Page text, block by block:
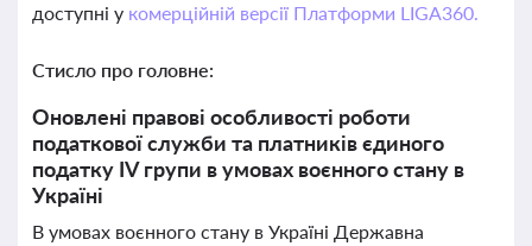
доступні у комерційній версії Платформи LIGA360.
Стисло про головне:
Оновлені правові особливості роботи
податкової служби та платників єдиного
податку IV групи в умовах воєнного стану в
Україні
В умовах воєнного стану в Україні Державна